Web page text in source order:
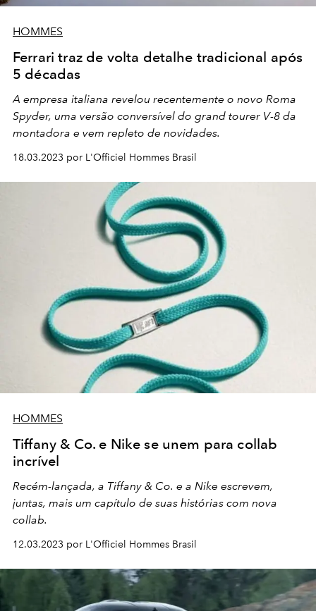
HOMMES
Ferrari traz de volta detalhe tradicional após
5 décadas
A empresa italiana revelou recentemente o novo Roma
Spyder, uma versão conversível do grand tourer V-8 da
montadora e vem repleto de novidades.
18.03.2023 por L'Officiel Hommes Brasil
HOMMES
Tiffany & Co. e Nike se unem para collab
incrível
Recém-lançada, a Tiffany & Co. e a Nike escrevem,
juntas, mais um capítulo de suas histórias com nova
collab.
12.03.2023 por L'Officiel Hommes Brasil